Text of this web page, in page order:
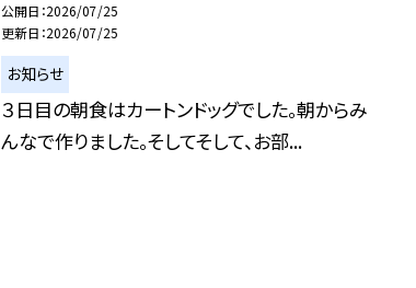
公開日 2026/07/25
更新日 2026/07/25
お知らせ
３日目の朝食はカートンドッグでした。朝からみ
んなで作りました。そしてそして、お部...